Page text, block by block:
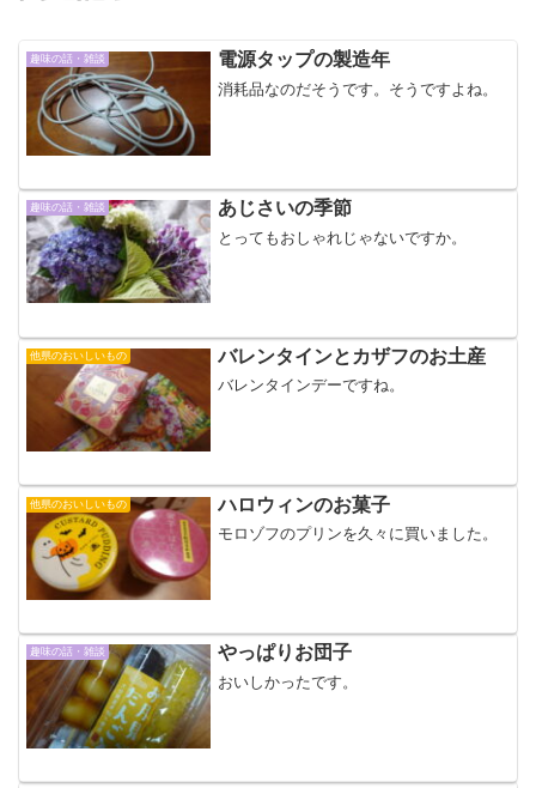
趣味の話・雑談 電源タップの製造年
消耗品なのだそうです。そうですよね。
趣味の話・雑談 あじさいの季節
とってもおしゃれじゃないですか。
他県のおいしいもの バレンタインとカザフのお土産
バレンタインデーですね。
他県のおいしいもの ハロウィンのお菓子
モロゾフのプリンを久々に買いました。
趣味の話・雑談 やっぱりお団子
おいしかったです。